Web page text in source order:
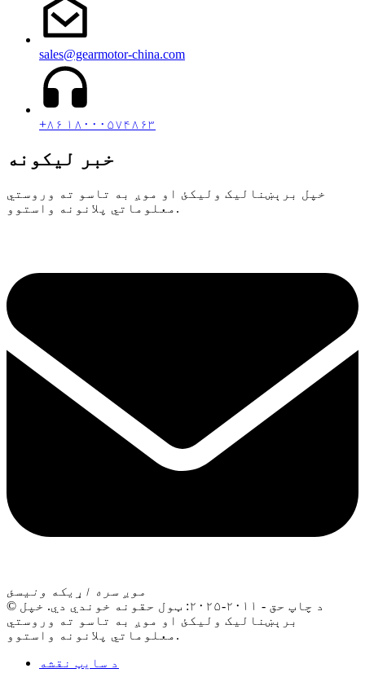
sales@gearmotor-china.com
+۸۶ ۱۸۰۰۰۵۷۴۸۶۳
خبر لیکونه
خپل برېښنالیک ولیکئ او موږ به تاسو ته وروستي
معلوماتي پلانونه واستوو.
موږ سره اړیکه ونیسئ
© د چاپ حق - ۲۰۱۱-۲۰۲۵: ټول حقونه خوندي دي. خپل
برېښنالیک ولیکئ او موږ به تاسو ته وروستي
معلوماتي پلانونه واستوو.
د سایټ نقشه